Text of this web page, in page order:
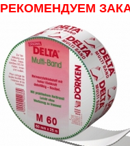
РЕКОМЕНДУЕМ